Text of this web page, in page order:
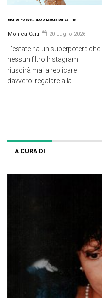
Bronze Forever… abbronzatura senza fine
Monica Caiti 20 Luglio 2026
L’estate ha un superpotere che
nessun filtro Instagram
riuscirà mai a replicare
davvero: regalare alla...
A CURA DI